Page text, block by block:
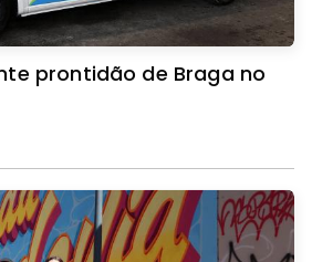
prontidão de Braga no